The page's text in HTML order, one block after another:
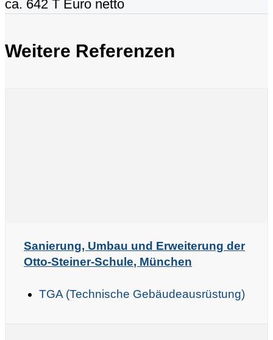
ca. 642 T Euro netto
Weitere Referenzen
Sanierung, Umbau und Erweiterung der
Otto-Steiner-Schule, München
TGA (Technische Gebäudeausrüstung)